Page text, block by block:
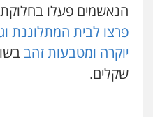
פלילי
מעצריםהנאשמים פעלו
פרצו לבית המתלוננת
יוקרה ומטבעות זהב
שקלים.